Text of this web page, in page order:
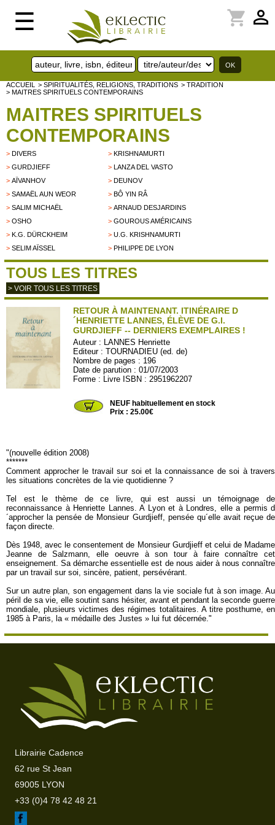
☰ perm_identity
shopping_cart
ACCUEIL > SPIRITUALITÉS, RELIGIONS, TRADITIONS > TRADITION
> MAITRES SPIRITUELS CONTEMPORAINS
MAITRES SPIRITUELS
CONTEMPORAINS
> DIVERS >KRISHNAMURTI
> GURDJIEFF >LANZA DEL VASTO
> AÏVANHOV >DEUNOV
> SAMAËL AUN WEOR >BÔ YIN RÂ
> SALIM MICHAËL >ARNAUD DESJARDINS
> OSHO >GOUROUS AMÉRICAINS
> K.G. DÜRCKHEIM >U.G. KRISHNAMURTI
> SELIM AÏSSEL >PHILIPPE DE LYON
TOUS LES TITRES
> VOIR TOUS LES TITRES
RETOUR À MAINTENANT. ITINÉRAIRE D
´HENRIETTE LANNES, ÉLÈVE DE G.I.
GURDJIEFF -- DERNIERS EXEMPLAIRES !
Auteur : LANNES Henriette
Editeur :TOURNADIEU (ed. de)
Nombre de pages : 196
Date de parution : 01/07/2003
Forme : Livre ISBN : 2951962207
NEUF habituellement en stock
Prix : 25.00€
"(nouvelle édition 2008)
*******
Comment approcher le travail sur soi et la connaissance de soi à travers
les situations concrètes de la vie quotidienne ?
Tel est le thème de ce livre, qui est aussi un témoignage de
reconnaissance à Henriette Lannes. A Lyon et à Londres, elle a permis d
´approcher la pensée de Monsieur Gurdjieff, pensée qu´elle avait reçue de
façon directe.
Dès 1948, avec le consentement de Monsieur Gurdjieff et celui de Madame
Jeanne de Salzmann, elle oeuvre à son tour à faire connaître cet
enseignement. Sa démarche essentielle est de nous aider à nous connaître
par un travail sur soi, sincère, patient, persévérant.
Sur un autre plan, son engagement dans la vie sociale fut à son image. Au
péril de sa vie, elle soutint sans hésiter, avant et pendant la seconde guerre
mondiale, plusieurs victimes des régimes totalitaires. A titre posthume, en
1985 à Paris, la « médaille des Justes » lui fut décernée."
Librairie Cadence
62 rue St Jean
69005 LYON
+33 (0)4 78 42 48 21